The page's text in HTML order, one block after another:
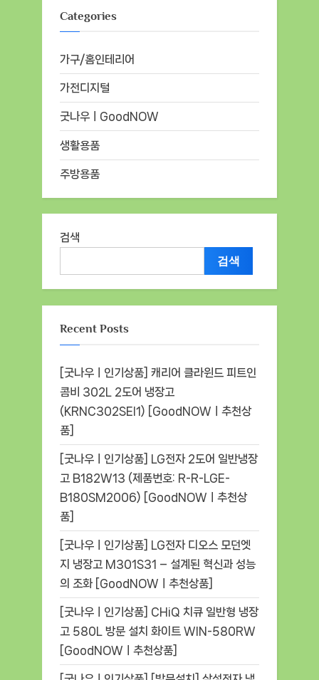
Categories
가구/홈인테리어
가전디지털
굿나우ㅣGoodNOW
생활용품
주방용품
검색
검색
Recent Posts
[굿나우ㅣ인기상품] 캐리어 클라윈드 피트인
콤비 302L 2도어 냉장고
(KRNC302SEI1) [GoodNOWㅣ추천상
품]
[굿나우ㅣ인기상품] LG전자 2도어 일반냉장
고 B182W13 (제품번호: R-R-LGE-
B180SM2006) [GoodNOWㅣ추천상
품]
[굿나우ㅣ인기상품] LG전자 디오스 모던엣
지 냉장고 M301S31 – 설계된 혁신과 성능
의 조화 [GoodNOWㅣ추천상품]
[굿나우ㅣ인기상품] CHiQ 치큐 일반형 냉장
고 580L 방문 설치 화이트 WIN-580RW
[GoodNOWㅣ추천상품]